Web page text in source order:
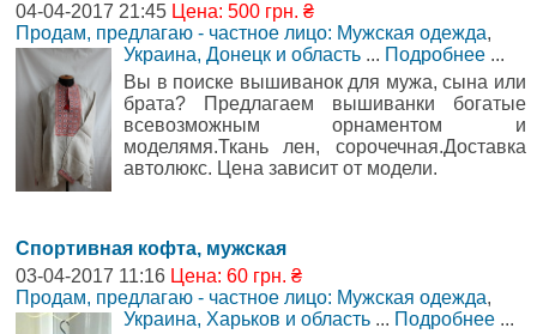
04-04-2017 21:45 Цена: 500 грн. ₴
Продам, предлагаю - частное лицо: Мужская одежда,
Украина, Донецк и область ... Подробнее ...
Вы в поиске вышиванок для мужа, сына или
брата? Предлагаем вышиванки богатые
всевозможным орнаментом и
моделямя.Ткань лен, сорочечная.Доставка
автолюкс. Цена зависит от модели.
Спортивная кофта, мужская
03-04-2017 11:16 Цена: 60 грн. ₴
Продам, предлагаю - частное лицо: Мужская одежда,
Украина, Харьков и область ... Подробнее ...